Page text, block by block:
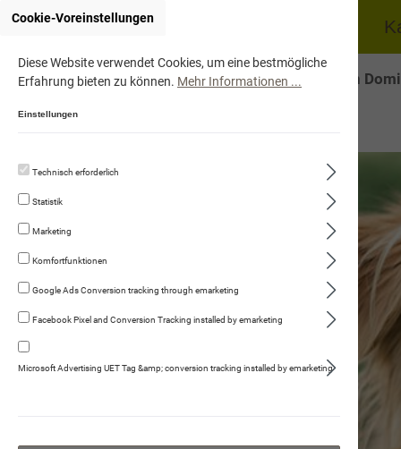
Onlineshop von
Cookie-Voreinstellungen
Diese Website verwendet Cookies, um eine bestmögliche
Erfahrung bieten zu können. Mehr Informationen ...
Einstellungen
Technisch erforderlich
Statistik
Marketing
Komfortfunktionen
Google Ads Conversion tracking through emarketing
Facebook Pixel and Conversion Tracking installed by emarketing
Microsoft Advertising UET Tag &amp; conversion tracking installed by emarketing